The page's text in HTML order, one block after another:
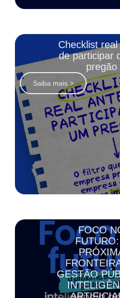
Checklist
de participar
pregão
Saiba mais >
FOCO
GESTÃO